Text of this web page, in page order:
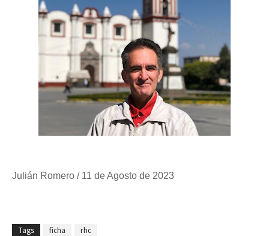
Julián Romero / 11 de Agosto de 2023
Tags ficha rhc